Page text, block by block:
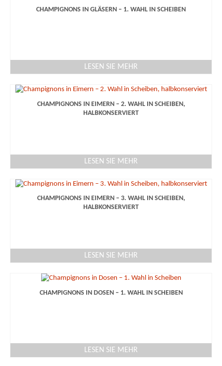
CHAMPIGNONS IN GLÄSERN – 1. WAHL IN SCHEIBEN
LESEN SIE MEHR
CHAMPIGNONS IN EIMERN – 2. WAHL IN SCHEIBEN,
HALBKONSERVIERT
LESEN SIE MEHR
CHAMPIGNONS IN EIMERN – 3. WAHL IN SCHEIBEN,
HALBKONSERVIERT
LESEN SIE MEHR
CHAMPIGNONS IN DOSEN – 1. WAHL IN SCHEIBEN
LESEN SIE MEHR